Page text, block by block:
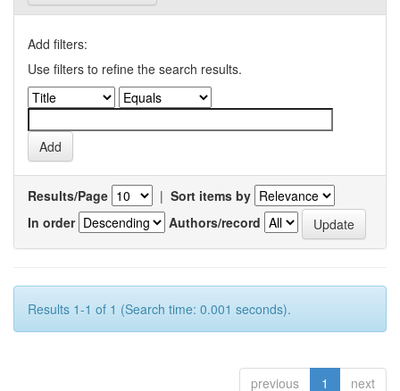
Add filters:
Use filters to refine the search results.
Results/Page | Sort items by
In order
Authors/record
Results 1-1 of 1 (Search time: 0.001 seconds).
previous 1 next